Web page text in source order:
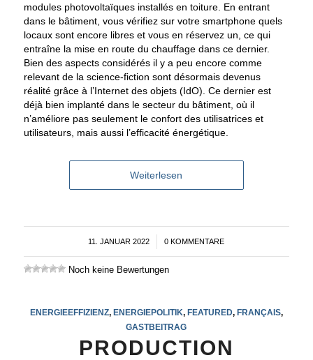
modules photovoltaïques installés en toiture. En entrant
dans le bâtiment, vous vérifiez sur votre smartphone quels
locaux sont encore libres et vous en réservez un, ce qui
entraîne la mise en route du chauffage dans ce dernier.
Bien des aspects considérés il y a peu encore comme
relevant de la science-fiction sont désormais devenus
réalité grâce à l’Internet des objets (IdO). Ce dernier est
déjà bien implanté dans le secteur du bâtiment, où il
n’améliore pas seulement le confort des utilisatrices et
utilisateurs, mais aussi l’efficacité énergétique.
Weiterlesen
11. JANUAR 2022
/ 0 KOMMENTARE
Noch keine Bewertungen
ENERGIEEFFIZIENZ, ENERGIEPOLITIK, FEATURED, FRANÇAIS,
GASTBEITRAG
PRODUCTION